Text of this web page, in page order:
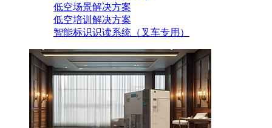
低空场景解决方案
低空培训解决方案
智能标识识读系统（叉车专用）